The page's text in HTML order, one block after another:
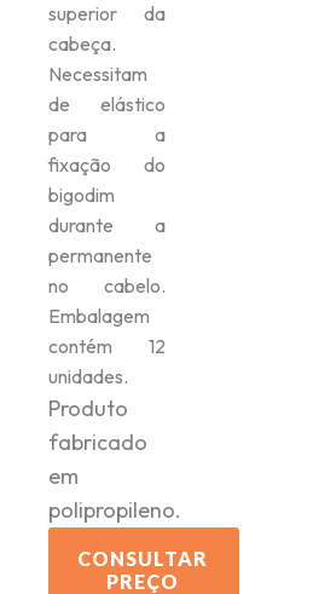
superior da
cabeça.
Necessitam
de elástico
para a
fixação do
bigodim
durante a
permanente
no cabelo.
Embalagem
contém 12
unidades.
Produto
fabricado
em
polipropileno.
CONSULTAR
PREÇO